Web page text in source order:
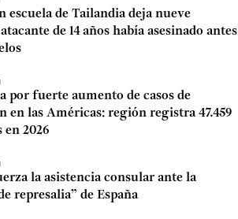
escuela de Tailandia deja nueve
de 14 años había asesinado antes
por fuerte aumento de casos de
en las Américas: región registra 47.459
en 2026
la asistencia consular ante la
represalia” de España